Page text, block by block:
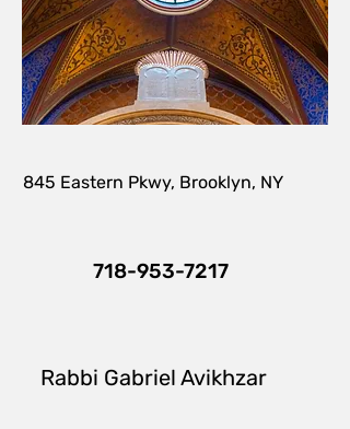
845 Eastern Pkwy, Brooklyn, NY
718-953-7217
Rabbi Gabriel Avikhzar